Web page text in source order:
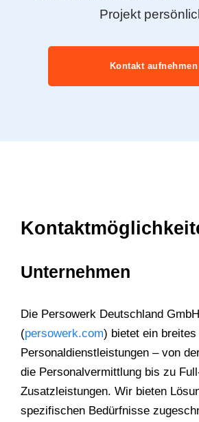
Projekt
Kontakt aufnehmen
Unternehmen
Die Persowerk Deutschland GmbH
(persowerk.com) bietet ein
Personaldienstleistungen – von
die Personalvermittlung bis zu
Zusatzleistungen. Wir bieten
spezifischen Bedürfnisse